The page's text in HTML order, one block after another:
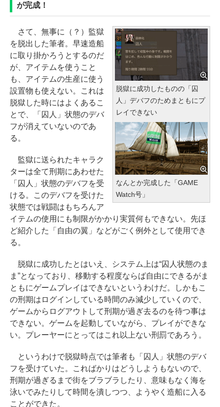
が完成！
脱獄に成功したものの「囚
人」デバフのためまともにプ
レイできない
なんとか完成した「GAME
Watch号」
さて、無事に（？）監獄
を脱出した筆者。早速造船
に取り掛かろうとするのだ
が、アイテムを使うこと
も、アイテムの生産に使う
設置物も使えない。これは
脱獄した時にはよくあるこ
とで、「囚人」状態のデバ
フが消えていないのであ
る。
監獄に送られたキャラク
ターは全て刑期にあわせた
「囚人」状態のデバフを受
ける。このデバフを受けた
状態では戦闘はもちろんア
イテムの使用にも制限がかかり実質何もできない。先ほ
ど紹介した「自由の翼」などがごく例外として使用でき
る。
脱獄に成功したとはいえ、システム上は“囚人状態のま
ま”となっており、移動する程度ならば自由にできるがま
ともにゲームプレイはできないというわけだ。しかもこ
の刑期はログインしている時間のみ減少していくので、
ゲームからログアウトして刑期が過ぎ去るのを待つ事は
できない。ゲームを起動していながら、プレイができな
い。プレーヤーにとってはこれ以上ない刑罰であろう。
というわけで脱獄時点では筆者も「囚人」状態のデバ
フを受けていた。こればかりはどうしようもないので、
刑期が過ぎるまで街をブラブラしたり、意味もなく海を
泳いでみたりして時間を潰しつつ、ようやく造船に入る
ことができた。